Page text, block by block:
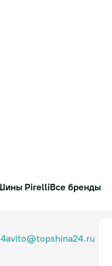
PirelliВсе бренды
avito@topshina24.ru